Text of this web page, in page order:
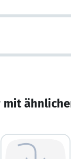
mit